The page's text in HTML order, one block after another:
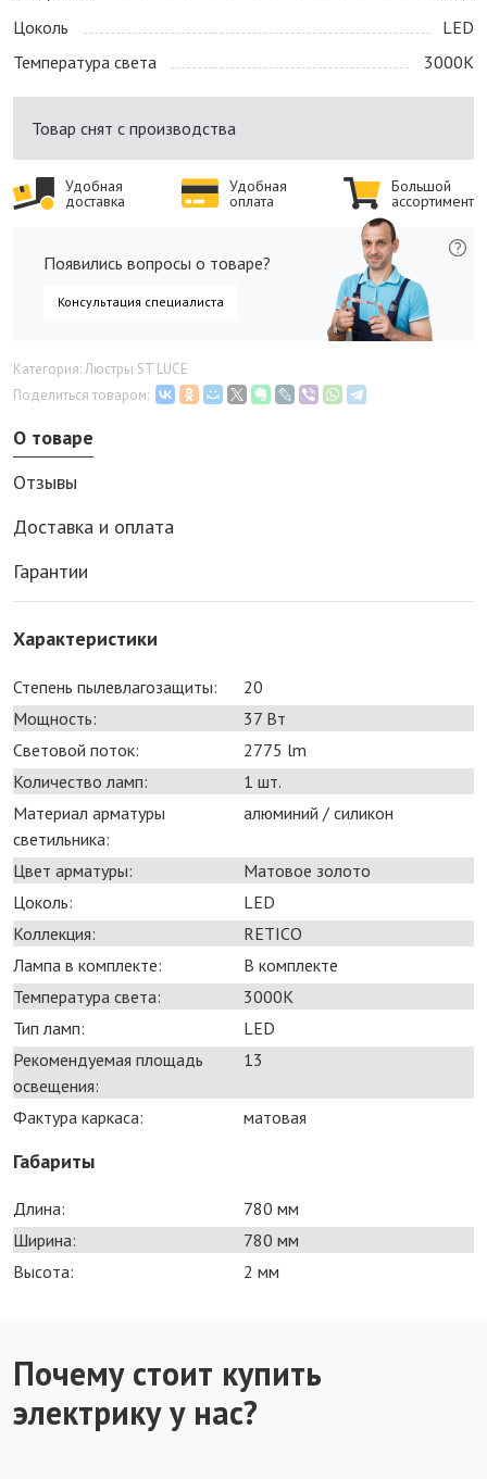
Цоколь
LED
Температура света
3000K
Товар снят с производства
Удобная
доставка
Удобная
оплата
Большой
ассортимент
Появились вопросы о товаре?
Консультация специалиста
Категория: Люстры ST LUCE
Поделиться товаром:
О товаре
Отзывы
Доставка и оплата
Гарантии
Характеристики
Степень пылевлагозащиты:
20
Мощность:
37 Bт
Световой поток:
2775 lm
Количество ламп:
1 шт.
Материал арматуры
светильника:
алюминий / силикон
Цвет арматуры:
Матовое золото
Цоколь:
LED
Коллекция:
RETICO
Лампа в комплекте:
В комплекте
Температура света:
3000K
Тип ламп:
LED
Рекомендуемая площадь
освещения:
13
Фактура каркаса: матовая
Габариты
Длина:
780 мм
Ширина:
780 мм
Высота:
2 мм
Почему стоит купить
электрику у нас?